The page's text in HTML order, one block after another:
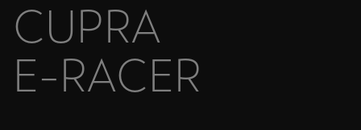
CUPRA
E-RACER